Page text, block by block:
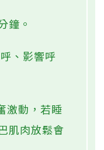
鐘。
、影響呼
激動，若睡
肌肉放鬆會